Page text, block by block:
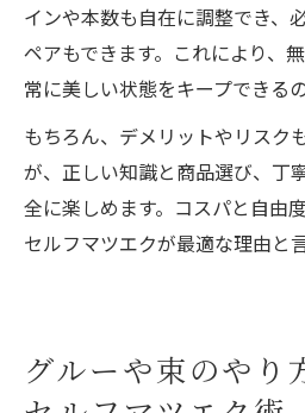
インや本数も自在に調整でき、
ペアもできます。これにより、
常に美しい状態をキープできる
もちろん、デメリットやリスク
が、正しい知識と商品選び、丁
全に楽しめます。コスパと自由
セルフマツエクが最適な理由と
グルーや束のやり